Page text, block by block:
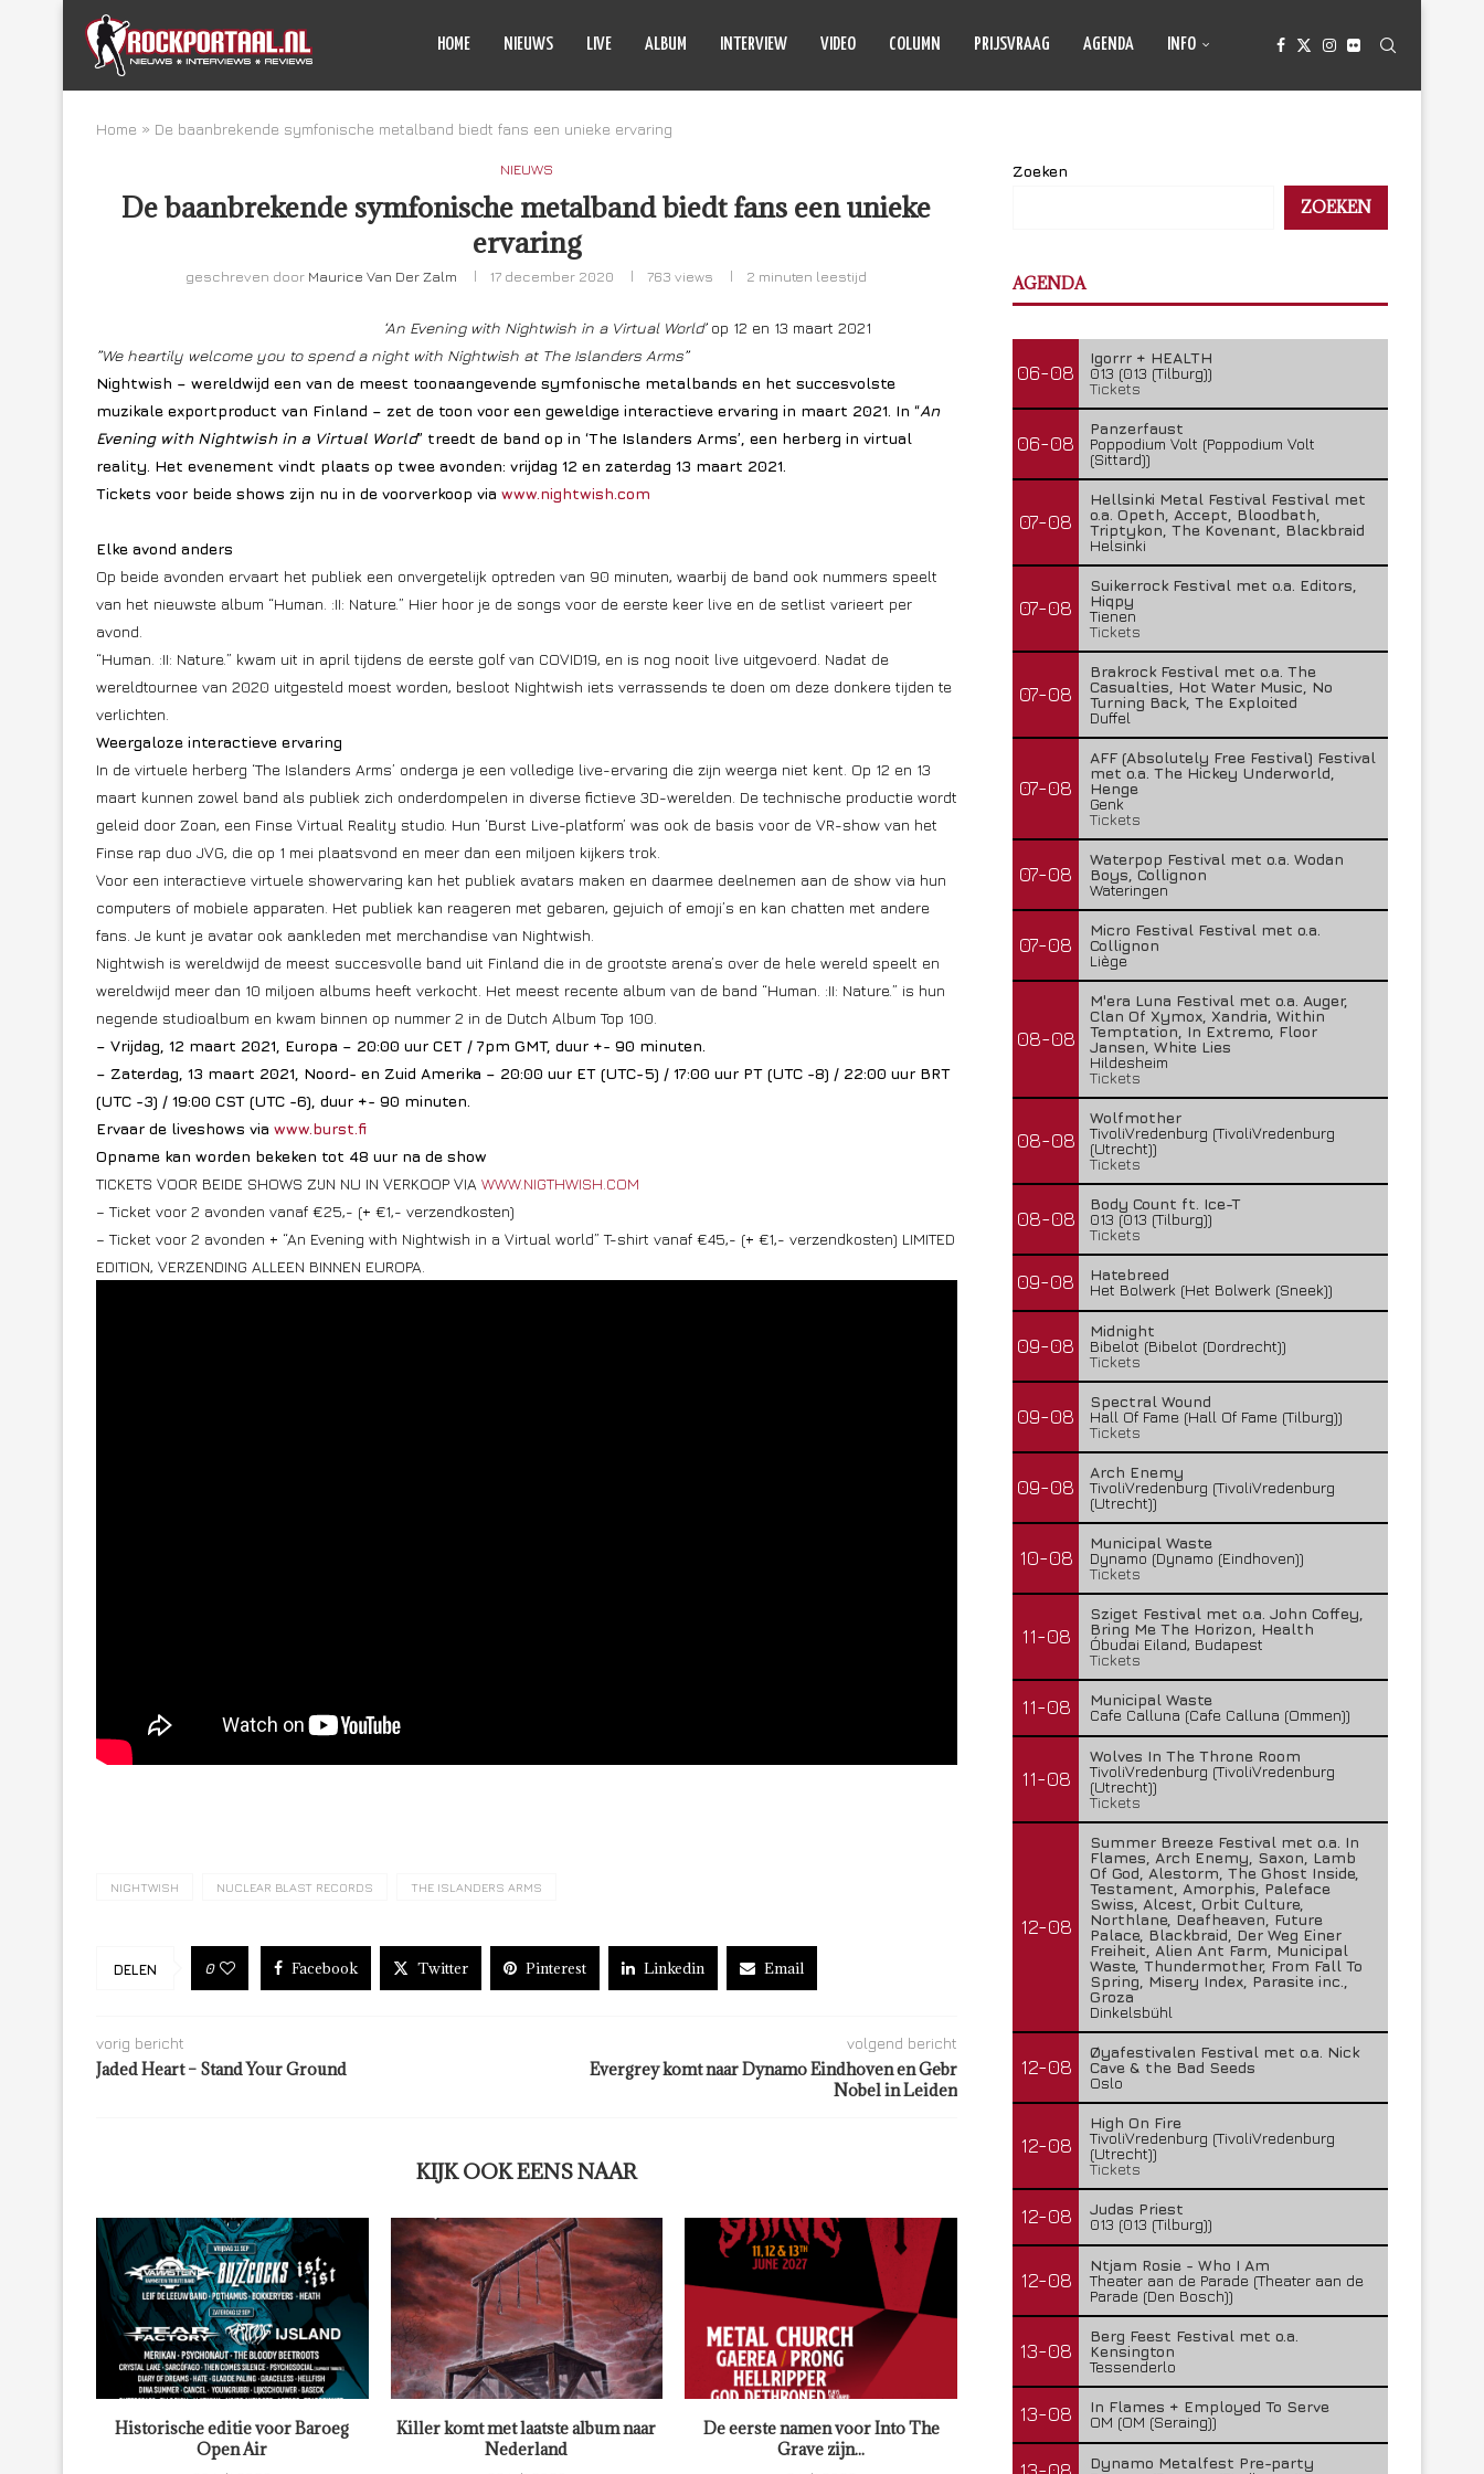
HOME NIEUWS LIVE ALBUM INTERVIEW VIDEO COLUMN PRIJSVRAAG AGENDA INFO
Home » De baanbrekende symfonische metalband biedt fans een unieke ervaring
NIEUWS
De baanbrekende symfonische metalband biedt fans een unieke
ervaring
geschreven door Maurice Van Der Zalm 17 december 2020 763 views 2 minuten leestijd
‘An Evening with Nightwish in a Virtual World’op 12 en 13 maart 2021
”We heartily welcome you to spend a night with Nightwish at The Islanders Arms”
Nightwish – wereldwijd een van de meest toonaangevende symfonische metalbands en het succesvolste
muzikale exportproduct van Finland – zet de toon voor een geweldige interactieve ervaring in maart 2021. In “An
Evening with Nightwish in a Virtual World” treedt de band op in ‘The Islanders Arms’, een herberg in virtual
reality. Het evenement vindt plaats op twee avonden: vrijdag 12 en zaterdag 13 maart 2021.
Tickets voor beide shows zijn nu in de voorverkoop via www.nightwish.com
Elke avond anders
Op beide avonden ervaart het publiek een onvergetelijk optreden van 90 minuten, waarbij de band ook nummers speelt
van het nieuwste album “Human. :II: Nature.” Hier hoor je de songs voor de eerste keer live en de setlist varieert per
avond.
“Human. :II: Nature.” kwam uit in april tijdens de eerste golf van COVID19, en is nog nooit live uitgevoerd. Nadat de
wereldtournee van 2020 uitgesteld moest worden, besloot Nightwish iets verrassends te doen om deze donkere tijden te
verlichten.
Weergaloze interactieve ervaring
In de virtuele herberg ‘The Islanders Arms’ onderga je een volledige live-ervaring die zijn weerga niet kent. Op 12 en 13
maart kunnen zowel band als publiek zich onderdompelen in diverse fictieve 3D-werelden. De technische productie wordt
geleid door Zoan, een Finse Virtual Reality studio. Hun ‘Burst Live-platform’ was ook de basis voor de VR-show van het
Finse rap duo JVG, die op 1 mei plaatsvond en meer dan een miljoen kijkers trok.
Voor een interactieve virtuele showervaring kan het publiek avatars maken en daarmee deelnemen aan de show via hun
computers of mobiele apparaten. Het publiek kan reageren met gebaren, gejuich of emoji’s en kan chatten met andere
fans. Je kunt je avatar ook aankleden met merchandise van Nightwish.
Nightwish is wereldwijd de meest succesvolle band uit Finland die in de grootste arena’s over de hele wereld speelt en
wereldwijd meer dan 10 miljoen albums heeft verkocht. Het meest recente album van de band “Human. :II: Nature.” is hun
negende studioalbum en kwam binnen op nummer 2 in de Dutch Album Top 100.
– Vrijdag, 12 maart 2021, Europa – 20:00 uur CET / 7pm GMT, duur +- 90 minuten.
– Zaterdag, 13 maart 2021, Noord- en Zuid Amerika – 20:00 uur ET (UTC-5) / 17:00 uur PT (UTC -8) / 22:00 uur BRT
(UTC -3) / 19:00 CST (UTC -6), duur +- 90 minuten.
Ervaar de liveshows via www.burst.fi
Opname kan worden bekeken tot 48 uur na de show
TICKETS VOOR BEIDE SHOWS ZIJN NU IN VERKOOP VIA WWW.NIGTHWISH.COM
– Ticket voor 2 avonden vanaf €25,- (+ €1,- verzendkosten)
– Ticket voor 2 avonden + “An Evening with Nightwish in a Virtual world” T-shirt vanaf €45,- (+ €1,- verzendkosten) LIMITED
EDITION, VERZENDING ALLEEN BINNEN EUROPA.
NIGHTWISH NUCLEAR BLAST RECORDS THE ISLANDERS ARMS
DELEN 0 Facebook Twitter Pinterest Linkedin Email
vorig bericht
Jaded Heart – Stand Your Ground
volgend bericht
Evergrey komt naar Dynamo Eindhoven en Gebr
Nobel in Leiden
KIJK OOK EENS NAAR
Historische editie voor Baroeg
Open Air
Killer komt met laatste album naar
Nederland
De eerste namen voor Into The
Grave zijn...
FleXanT – Bloody Photographer
19 juni 2026
Zoeken
ZOEKEN
AGENDA
06-08
Igorrr + HEALTH
013 (013 (Tilburg))
Tickets
06-08
Panzerfaust
Poppodium Volt (Poppodium Volt
(Sittard))
07-08
Hellsinki Metal Festival Festival met
o.a. Opeth, Accept, Bloodbath,
Triptykon, The Kovenant, Blackbraid
Helsinki
07-08
Suikerrock Festival met o.a. Editors,
Hiqpy
Tienen
Tickets
07-08
Brakrock Festival met o.a. The
Casualties, Hot Water Music, No
Turning Back, The Exploited
Duffel
07-08
AFF (Absolutely Free Festival) Festival
met o.a. The Hickey Underworld,
Henge
Genk
Tickets
07-08
Waterpop Festival met o.a. Wodan
Boys, Collignon
Wateringen
07-08
Micro Festival Festival met o.a.
Collignon
Liège
08-08
M'era Luna Festival met o.a. Auger,
Clan Of Xymox, Xandria, Within
Temptation, In Extremo, Floor
Jansen, White Lies
Hildesheim
Tickets
08-08
Wolfmother
TivoliVredenburg (TivoliVredenburg
(Utrecht))
Tickets
08-08
Body Count ft. Ice-T
013 (013 (Tilburg))
Tickets
09-08
Hatebreed
Het Bolwerk (Het Bolwerk (Sneek))
09-08
Midnight
Bibelot (Bibelot (Dordrecht))
Tickets
09-08
Spectral Wound
Hall Of Fame (Hall Of Fame (Tilburg))
Tickets
09-08
Arch Enemy
TivoliVredenburg (TivoliVredenburg
(Utrecht))
10-08
Municipal Waste
Dynamo (Dynamo (Eindhoven))
Tickets
11-08
Sziget Festival met o.a. John Coffey,
Bring Me The Horizon, Health
Óbudai Eiland, Budapest
Tickets
11-08
Municipal Waste
Cafe Calluna (Cafe Calluna (Ommen))
11-08
Wolves In The Throne Room
TivoliVredenburg (TivoliVredenburg
(Utrecht))
Tickets
12-08
Summer Breeze Festival met o.a. In
Flames, Arch Enemy, Saxon, Lamb
Of God, Alestorm, The Ghost Inside,
Testament, Amorphis, Paleface
Swiss, Alcest, Orbit Culture,
Northlane, Deafheaven, Future
Palace, Blackbraid, Der Weg Einer
Freiheit, Alien Ant Farm, Municipal
Waste, Thundermother, From Fall To
Spring, Misery Index, Parasite inc.,
Groza
Dinkelsbühl
12-08
Øyafestivalen Festival met o.a. Nick
Cave & the Bad Seeds
Oslo
12-08
High On Fire
TivoliVredenburg (TivoliVredenburg
(Utrecht))
Tickets
12-08
Judas Priest
013 (013 (Tilburg))
12-08
Ntjam Rosie - Who I Am
Theater aan de Parade (Theater aan de
Parade (Den Bosch))
13-08
Berg Feest Festival met o.a.
Kensington
Tessenderlo
13-08
In Flames + Employed To Serve
OM (OM (Seraing))
Dynamo Metalfest Pre-party